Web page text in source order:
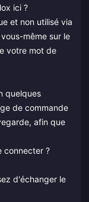
ici ?
et non utilisé via
même sur le
votre mot de
quelques
de commande
afin que
connecter ?
d'échanger le